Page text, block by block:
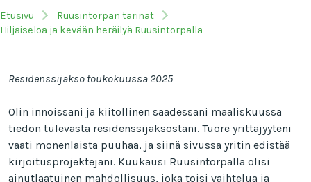
Etusivu
Ruusintorpan tarinat
Hiljaiseloa ja kevään heräilyä Ruusintorpalla
Residenssijakso toukokuussa 2025
Olin innoissani ja kiitollinen saadessani maaliskuussa
tiedon tulevasta residenssijaksostani. Tuore yrittäjyyteni
vaati monenlaista puuhaa, ja siinä sivussa yritin edistää
kirjoitusprojektejani. Kuukausi Ruusintorpalla olisi
ainutlaatuinen mahdollisuus, joka toisi vaihtelua ja